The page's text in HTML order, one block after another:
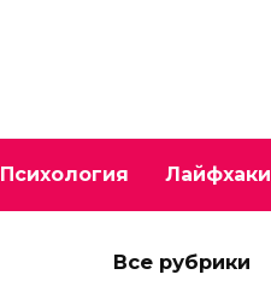
Психология Лайфхаки
Все рубрики